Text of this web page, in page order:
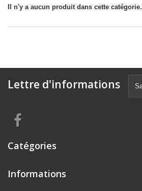
Il n'y a aucun produit dans cette catégorie.
Lettre d'informations
Catégories
Informations